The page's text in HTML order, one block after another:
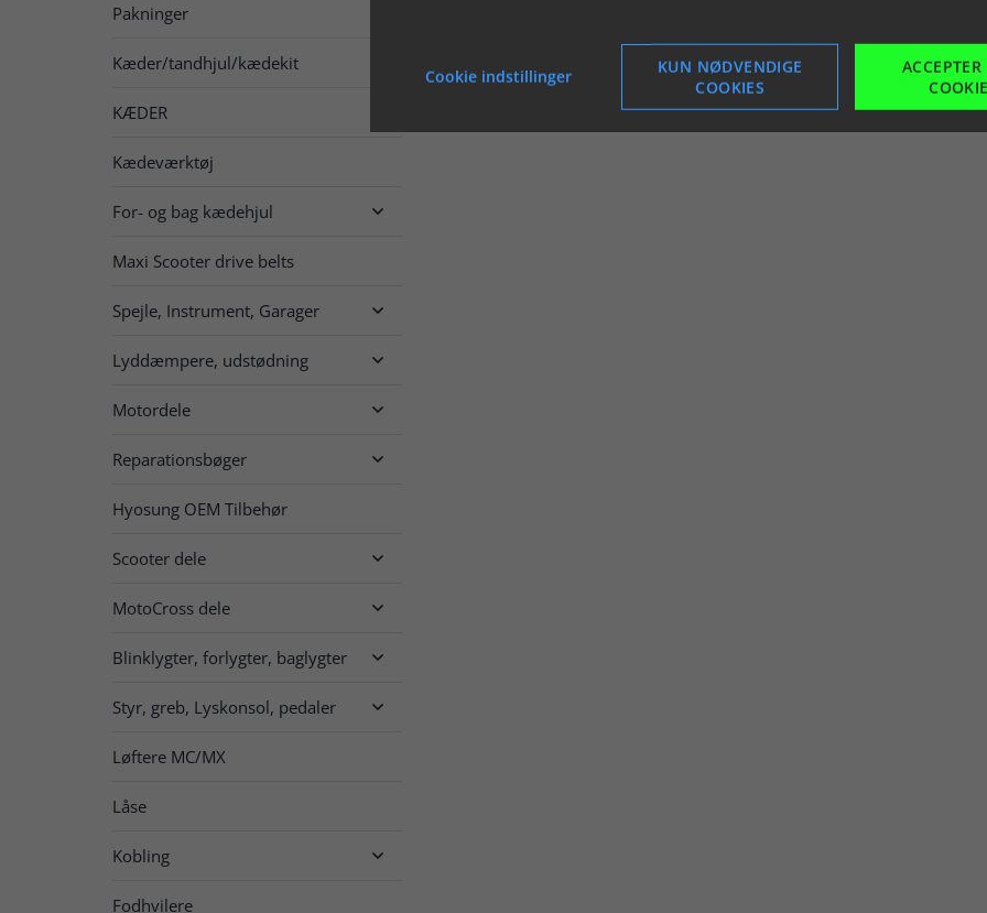
Pakninger
Kæder/tandhjul/kædekit
KÆDER
Kædeværktøj
For- og bag kædehjul 
Maxi Scooter drive belts
Spejle, Instrument, Garager 
Lyddæmpere, udstødning 
Motordele 
Reparationsbøger 
Hyosung OEM Tilbehør
Scooter dele 
MotoCross dele 
Blinklygter, forlygter, baglygter 
Styr, greb, Lyskonsol, pedaler 
Løftere MC/MX
Låse
Kobling 
Fodhvilere
Cookie indstillinger
KUN NØDVENDIGE
COOKIES